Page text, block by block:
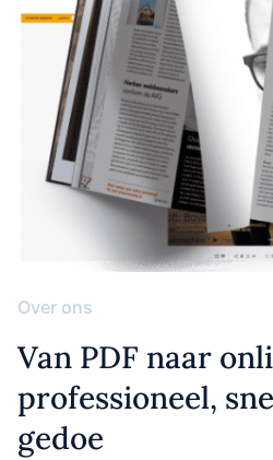
Over ons
Van PDF naar
professioneel,
gedoe